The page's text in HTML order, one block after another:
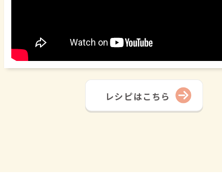
レシピはこちら